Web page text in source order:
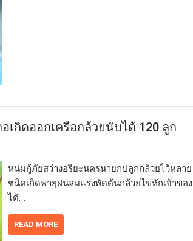
กิดออกเครือกล้วยนับได้ 120 ลูก
หนุ่มกู้ภัยสว่างอริยะนครนายกปลูกกล้วยไว้หลาย
ชนิดเกิดพายุฝนลมแรงพัดต้นกล้วยไข่หักเจ้าของ
ได้…
READ MORE